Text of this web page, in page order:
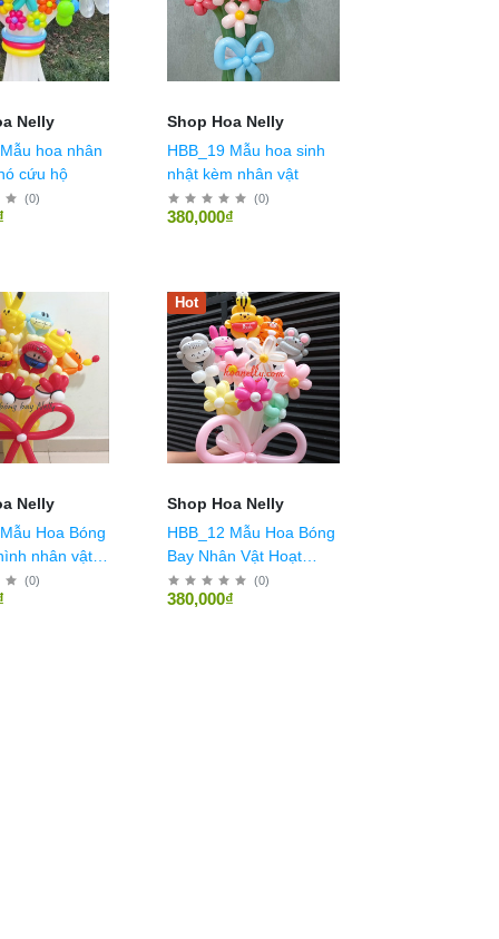
Nelly
cứu hộ
(0)
Shop Hoa Nelly
HBB_19 Mẫu hoa sinh
nhật kèm nhân vật
(0)
380,000₫
Nelly
Hoa Bóng
nhân vật
nhân, gấu
(0)
Hot
Shop Hoa Nelly
HBB_12 Mẫu Hoa Bóng
Bay Nhân Vật Hoạt
Hình Pooh
(0)
380,000₫